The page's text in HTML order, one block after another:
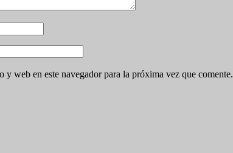
web en este navegador para la próxima vez que comente.